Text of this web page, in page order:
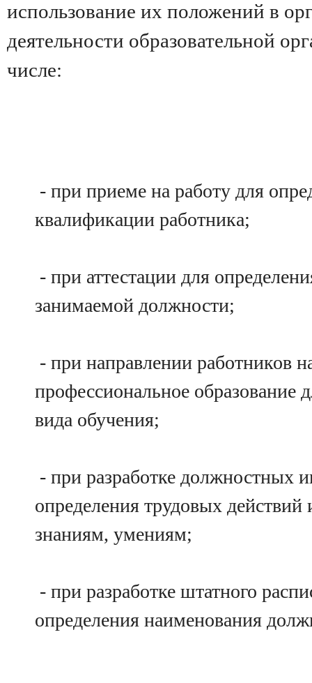
использование их положений в
деятельности образовательной
числе:
- при приеме на работу для
квалификации работника;
- при аттестации для
занимаемой должности;
- при направлении работников
профессиональное образование
вида обучения;
- при разработке должностных
определения трудовых действий
знаниям, умениям;
- при разработке штатного
определения наименования